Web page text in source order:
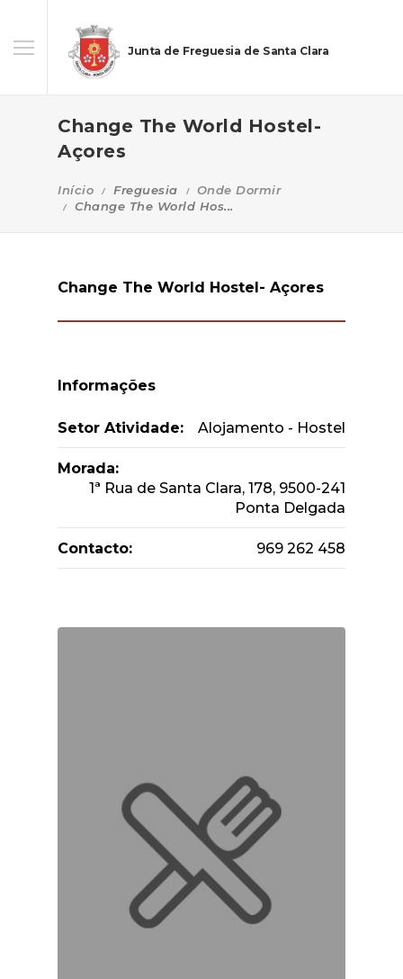
Junta de Freguesia de Santa Clara
Change The World Hostel-
Açores
Início Freguesia
Onde Dormir
Change The World Hos...
Change The World Hostel- Açores
Informações
Setor Atividade: Alojamento - Hostel
Morada:
1ª Rua de Santa Clara, 178, 9500-241
Ponta Delgada
Contacto: 969 262 458